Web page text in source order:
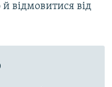
відмовитися від